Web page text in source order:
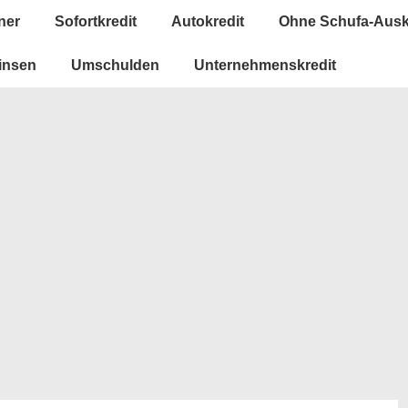
Sofortkredit Autokredit Ohne Schufa-
Umschulden Unternehmenskredit